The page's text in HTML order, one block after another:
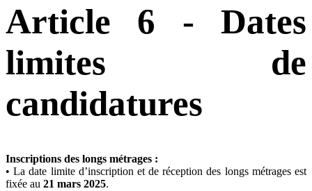
Article 6 - Dates
limites de
candidatures
Inscriptions des longs métrages :
• La date limite d’inscription et de réception des longs métrages est
fixée au 21 mars 2025.